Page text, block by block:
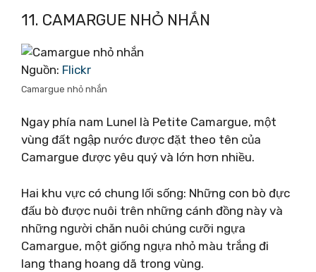
11. CAMARGUE NHỎ NHẮN
Nguồn: Flickr
Camargue nhỏ nhắn
Ngay phía nam Lunel là Petite Camargue, một
vùng đất ngập nước được đặt theo tên của
Camargue được yêu quý và lớn hơn nhiều.
Hai khu vực có chung lối sống: Những con bò đực
đấu bò được nuôi trên những cánh đồng này và
những người chăn nuôi chúng cưỡi ngựa
Camargue, một giống ngựa nhỏ màu trắng đi
lang thang hoang dã trong vùng.